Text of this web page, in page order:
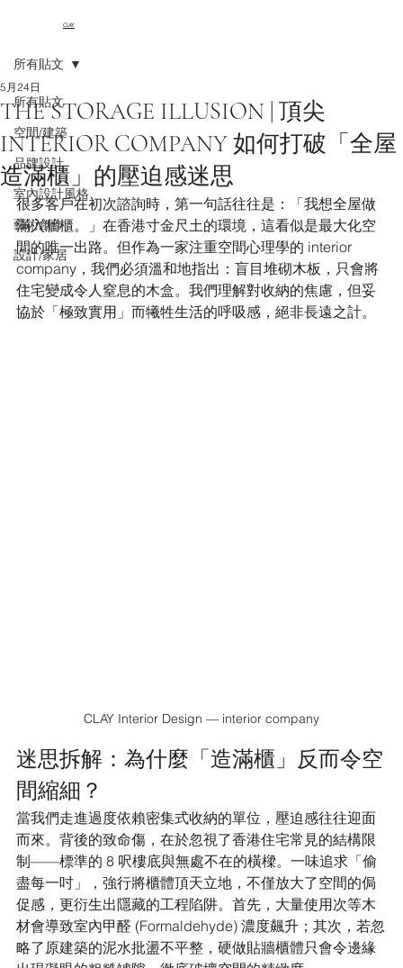
CLAY
所有貼文
空間/建築
品牌設計
室內設計風格
藝術創作
設計/家居
所有貼文
THE STORAGE ILLUSION | 頂尖
INTERIOR COMPANY 如何打破「全屋
造滿櫃」的壓迫感迷思
5月24日
很多客戶在初次諮詢時，第一句話往往是：「我想全屋做
滿入牆櫃。」在香港寸金尺土的環境，這看似是最大化空
間的唯一出路。但作為一家注重空間心理學的 interior
company，我們必須溫和地指出：盲目堆砌木板，只會將
住宅變成令人窒息的木盒。我們理解對收納的焦慮，但妥
協於「極致實用」而犧牲生活的呼吸感，絕非長遠之計。
CLAY Interior Design — interior company
迷思拆解：為什麼「造滿櫃」反而令空
間縮細？
當我們走進過度依賴密集式收納的單位，壓迫感往往迎面
而來。背後的致命傷，在於忽視了香港住宅常見的結構限
制——標準的 8 呎樓底與無處不在的橫樑。一味追求「偷
盡每一吋」，強行將櫃體頂天立地，不僅放大了空間的侷
促感，更衍生出隱藏的工程陷阱。首先，大量使用次等木
材會導致室內甲醛 (Formaldehyde) 濃度飆升；其次，若忽
略了原建築的泥水批盪不平整，硬做貼牆櫃體只會令邊緣